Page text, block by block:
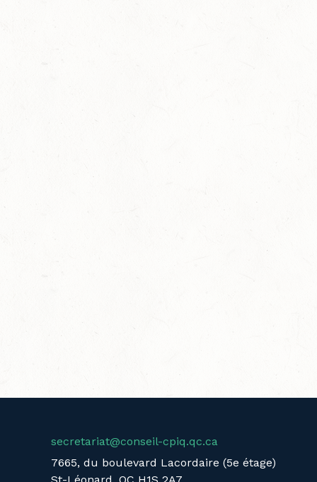
secretariat@conseil-cpiq.qc.ca
7665, du boulevard Lacordaire (5e étage)